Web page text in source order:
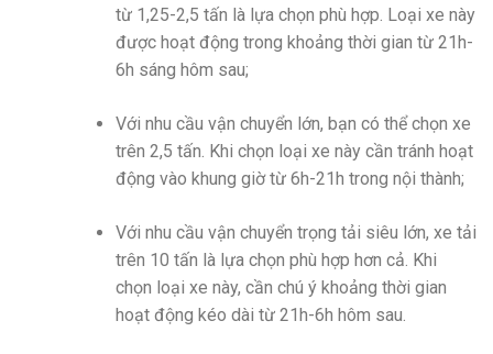
từ 1,25-2,5 tấn là lựa chọn phù hợp. Loại xe này
được hoạt động trong khoảng thời gian từ 21h-
6h sáng hôm sau;
Với nhu cầu vận chuyển lớn, bạn có thể chọn xe
trên 2,5 tấn. Khi chọn loại xe này cần tránh hoạt
động vào khung giờ từ 6h-21h trong nội thành;
Với nhu cầu vận chuyển trọng tải siêu lớn, xe tải
trên 10 tấn là lựa chọn phù hợp hơn cả. Khi
chọn loại xe này, cần chú ý khoảng thời gian
hoạt động kéo dài từ 21h-6h hôm sau.